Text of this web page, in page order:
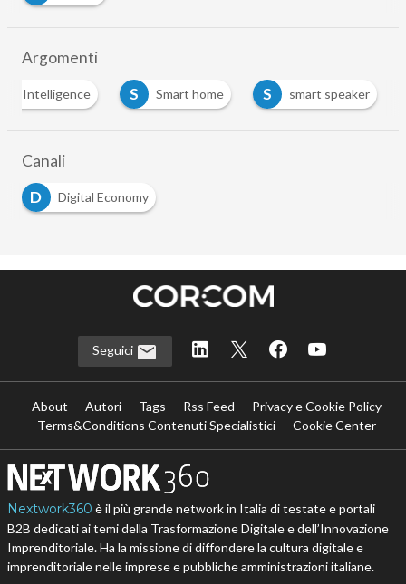
Argomenti
Intelligence S Smart home S smart speaker
Canali
D
Digital Economy
Seguici
About Autori Tags Rss Feed
Privacy e Cookie Policy
Terms&Conditions Contenuti Specialistici
Cookie Center
Nextwork360 è il più grande network in Italia di testate e portali
B2B dedicati ai temi della Trasformazione Digitale e dell’Innovazione
Imprenditoriale. Ha la missione di diffondere la cultura digitale e
imprenditoriale nelle imprese e pubbliche amministrazioni italiane.